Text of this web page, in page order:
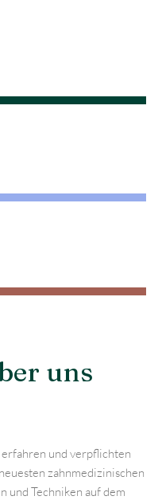
uns
und verpflichten
zahnmedizinischen
und Techniken auf dem